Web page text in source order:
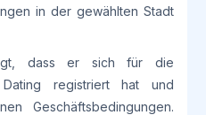
in der gewählten Stadt
dass er sich für die
registriert hat und
Geschäftsbedingungen.